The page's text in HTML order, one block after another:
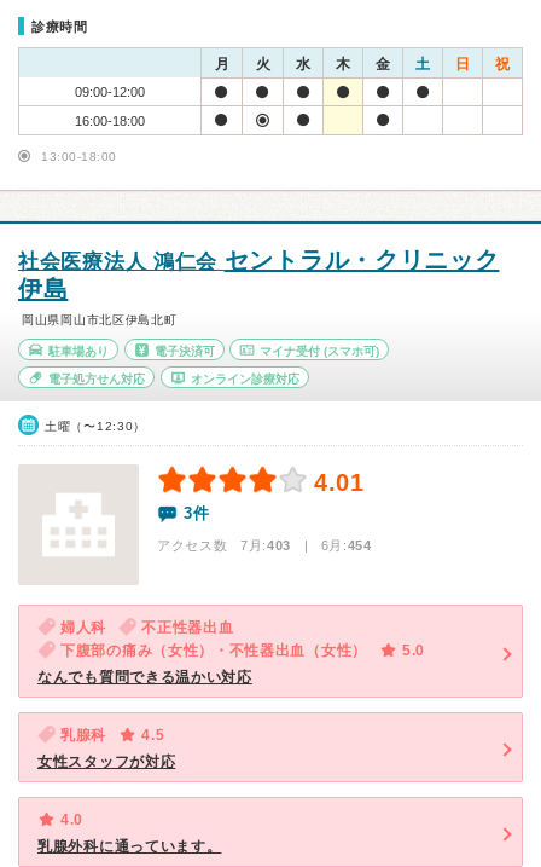
診療時間
月 火 水 木 金 土 日 祝
09:00-12:00
16:00-18:00
13:00-18:00
社会医療法人 鴻仁会 セントラル・クリニック
伊島
岡山県岡山市北区伊島北町
駐車場あり 電子決済可 マイナ受付 (スマホ可)
電子処方せん対応 オンライン診療対応
土曜（〜12:30）
4.01
3件
アクセス数 7月:403 | 6月:454
婦人科
不正性器出血
下腹部の痛み（女性）・不性器出血（女性）
5.0
なんでも質問できる温かい対応
乳腺科
4.5
女性スタッフが対応
4.0
乳腺外科に通っています。